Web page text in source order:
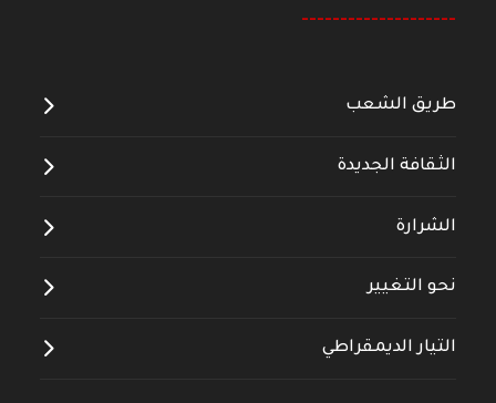
--------------------
طريق الشعب
الثقافة الجديدة
الشرارة
نحو التغيير
التيار الديمقراطي